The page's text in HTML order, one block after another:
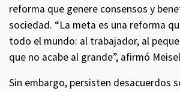
reforma que genere consensos y
sociedad. “La meta es una reforma
todo el mundo: al trabajador, al
que no acabe al grande”, afirmó
Sin embargo, persisten desacuerdos